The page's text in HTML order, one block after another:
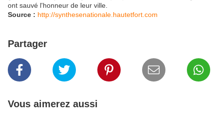
ont sauvé l'honneur de leur ville.
Source : http://synthesenationale.hautetfort.com
Partager
Vous aimerez aussi